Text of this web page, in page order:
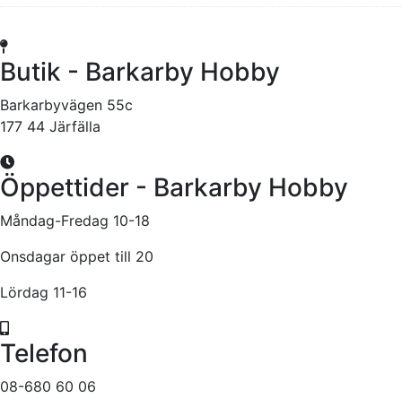
Butik - Barkarby Hobby
Barkarbyvägen 55c
177 44 Järfälla
Öppettider - Barkarby Hobby
Måndag-Fredag 10-18
Onsdagar öppet till 20
Lördag 11-16
Telefon
08-680 60 06